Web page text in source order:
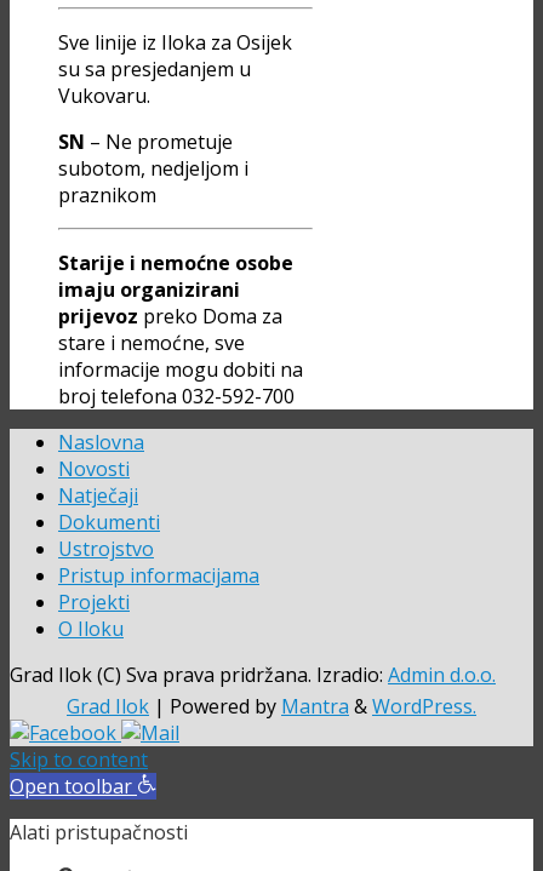
Sve linije iz Iloka za Osijek
su sa presjedanjem u
Vukovaru.
SN – Ne prometuje
subotom, nedjeljom i
praznikom
Starije i nemoćne osobe
imaju organizirani
prijevoz preko Doma za
stare i nemoćne, sve
informacije mogu dobiti na
broj telefona 032-592-700
Naslovna
Novosti
Natječaji
Dokumenti
Ustrojstvo
Pristup informacijama
Projekti
O Iloku
Grad Ilok (C) Sva prava pridržana. Izradio: Admin d.o.o.
Grad Ilok | Powered by Mantra &WordPress.
Skip to content
Open toolbar
Alati pristupačnosti